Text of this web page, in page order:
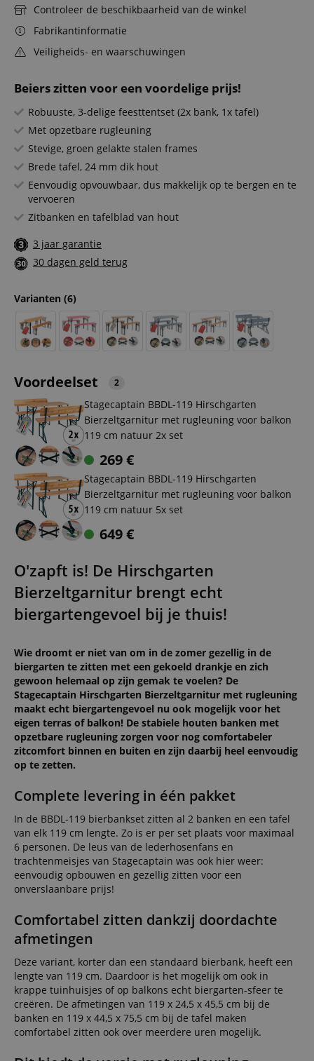
Beiers zitten voor een voordelige prijs!
Robuuste, 3-delige feesttentset (2x bank, 1x tafel)
Met opzetbare rugleuning
Stevige, groen gelakte stalen frames
Brede tafel, 24 mm dik hout
Eenvoudig opvouwbaar, dus makkelijk op te bergen en te
vervoeren
Zitbanken en tafelblad van hout
3 jaar garantie
30 dagen geld terug
Varianten (6)
Controleer de beschikbaarheid van de winkel
Fabrikantinformatie
Veiligheids- en waarschuwingen
Voordeelset 2
Stagecaptain BBDL-119 Hirschgarten
Bierzeltgarnitur met rugleuning voor balkon
119 cm natuur 2x set
269€
Stagecaptain BBDL-119 Hirschgarten
Bierzeltgarnitur met rugleuning voor balkon
119 cm natuur 5x set
649€
O'zapft is! De Hirschgarten
Bierzeltgarnitur brengt echt
biergartengevoel bij je thuis!
Wie droomt er niet van om in de zomer gezellig in de
biergarten te zitten met een gekoeld drankje en zich
gewoon helemaal op zijn gemak te voelen? De
Stagecaptain Hirschgarten Bierzeltgarnitur met rugleuning
maakt echt biergartengevoel nu ook mogelijk voor het
eigen terras of balkon! De stabiele houten banken met
opzetbare rugleuning zorgen voor nog comfortabeler
zitcomfort binnen en buiten en zijn daarbij heel eenvoudig
op te zetten.
Complete levering in één pakket
In de BBDL-119 bierbankset zitten al 2 banken en een tafel
van elk 119 cm lengte. Zo is er per set plaats voor maximaal
6 personen. De leus van de lederhosenfans en
trachtenmeisjes van Stagecaptain was ook hier weer:
eenvoudig opbouwen en gezellig zitten voor een
onverslaanbare prijs!
Comfortabel zitten dankzij doordachte
afmetingen
Deze variant, korter dan een standaard bierbank, heeft een
lengte van 119 cm. Daardoor is het mogelijk om ook in
krappe tuinhuisjes of op balkons echt biergarten-sfeer te
creëren. De afmetingen van 119 x 24,5 x 45,5 cm bij de
banken en 119 x 44,5 x 75,5 cm bij de tafel maken
comfortabel zitten ook over meerdere uren mogelijk.